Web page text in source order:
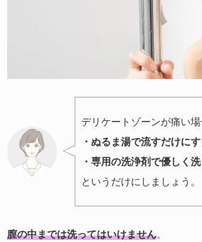
デリケートゾーンが痛い場
・ぬるま湯で流すだけに
・専用の洗浄剤で優しく洗
というだけにしましょう。
膣の中までは洗ってはいけません。